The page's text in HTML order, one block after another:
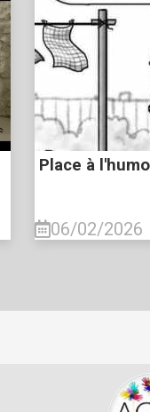
Place à
06/02/2026